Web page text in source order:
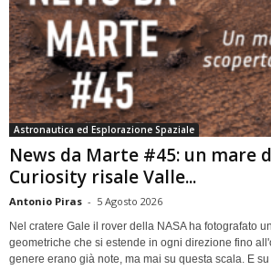
Astronautica ed Esplorazione Spaziale
News da Marte #45: un mare
Curiosity risale Valle...
Antonio Piras - 5 Agosto 2026
Nel cratere Gale il rover della NASA ha fotografato
geometriche che si estende in ogni direzione fino
genere erano già note, ma mai su questa scala. E